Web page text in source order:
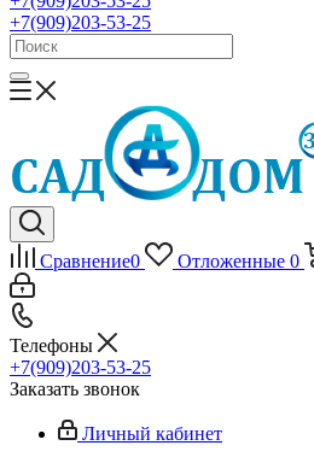
+7(909)203-53-25
Сравнение0 Отложенные 0
Телефоны
+7(909)203-53-25
Заказать звонок
Личный кабинет